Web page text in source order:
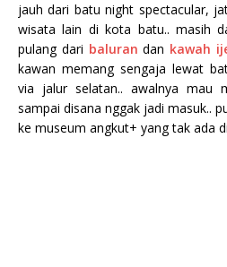
jauh dari batu night spectacular,
wisata lain di kota batu.. masih
pulang dari baluran dan kawah
kawan memang sengaja lewat
via jalur selatan.. awalnya mau
sampai disana nggak jadi masuk..
ke museum angkut+ yang tak ada